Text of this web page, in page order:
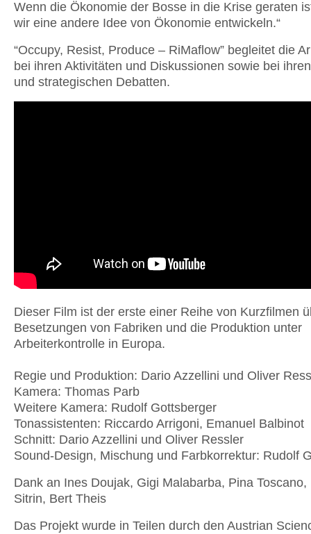
Wenn die Ökonomie der Bosse in die Krise geraten
wir eine andere Idee von Ökonomie entwickeln.“
“Occupy, Resist, Produce – RiMaflow” begleitet die
bei ihren Aktivitäten und Diskussionen sowie bei
und strategischen Debatten.
Dieser Film ist der erste einer Reihe von Kurzfilmen
Besetzungen von Fabriken und die Produktion unter
Arbeiterkontrolle in Europa.
Regie und Produktion: Dario Azzellini und Oliver
Kamera: Thomas Parb
Weitere Kamera: Rudolf Gottsberger
Tonassistenten: Riccardo Arrigoni, Emanuel Balbinot
Schnitt: Dario Azzellini und Oliver Ressler
Sound-Design, Mischung und Farbkorrektur: Rudolf
Dank an Ines Doujak, Gigi Malabarba, Pina Toscano,
Sitrin, Bert Theis
Das Projekt wurde in Teilen durch den Austrian